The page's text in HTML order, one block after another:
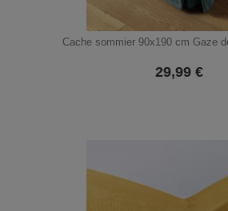
Cache sommier 90x190 cm Gaze
29,99 €